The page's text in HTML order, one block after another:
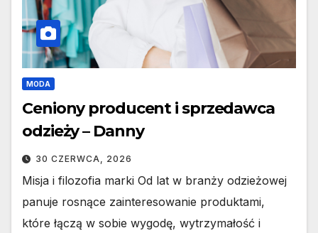
MODA
Ceniony producent i sprzedawca
odzieży – Danny
30 CZERWCA, 2026
Misja i filozofia marki Od lat w branży odzieżowej
panuje rosnące zainteresowanie produktami,
które łączą w sobie wygodę, wytrzymałość i